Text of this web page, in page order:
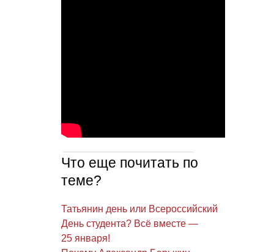
Что еще почитать по
теме?
Татьянин день или Всероссийский
День студента? Всё вместе —
25 января!